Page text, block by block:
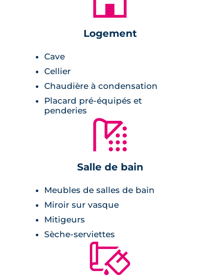
de vie spacieux, avec des T2 de 44.20 m² à
47.40 m², des T3 de 66.10 m² à 69.20 m² et des
T4 de 93.50 m² à 93.70 m². Des maisons T4
sont également proposées, offrant un espace
de vie confortable de 93.50 m² à 93.70 m².
La résidence propose une multitude de
services de qualité pour assurer votre confort
et votre sécurité : extérieur privatif pour
chaque logement (balcon, jardin ou terrasse),
salles de bain et placards aménagés,
thermostat d'ambiance ou encore volets
roulants électriques.
Le programme est sécurisé par une clôture et
un accès par visiophone, badge vigik et
portail télécommandé pour le parking. Local à
vélo, caves et celliers viennent compléter les
Logement
Cave
Cellier
Chaudière à condensation
Placard pré-équipés et
penderies
🚿
Salle de bain
Meubles de salles de bain
Miroir sur vasque
Mitigeurs
Sèche-serviettes
🔨